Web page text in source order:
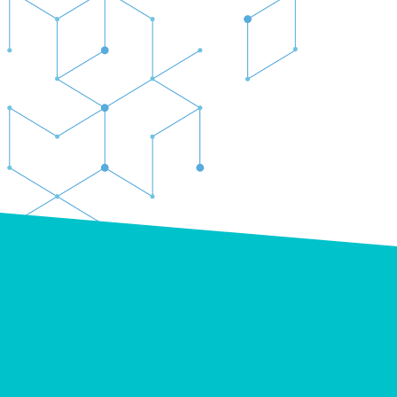
MATERIAL
MODELO